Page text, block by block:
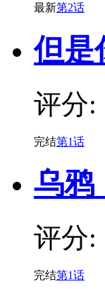
最新第2话
但是
评分:
完结第1话
乌鸦
评分:
完结第1话